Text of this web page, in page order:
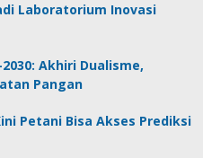
Laboratorium Inovasi
Akhiri Dualisme,
Pangan
Petani Bisa Akses Prediksi